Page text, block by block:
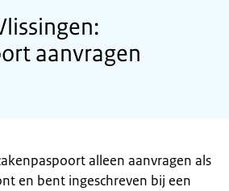
aanvragen
alleen aanvragen als
en bent ingeschreven bij een